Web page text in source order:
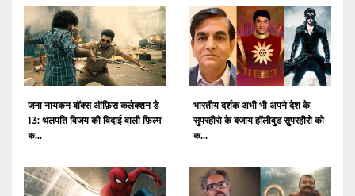
जना नायकन बॉक्स ऑफ़िस कलेक्शन डे
13: थलपति विजय की विदाई वाली फ़िल्म
क...
भारतीय दर्शक अभी भी अपने देश के
सुपरहीरो के बजाय हॉलीवुड सुपरहीरो को
क...